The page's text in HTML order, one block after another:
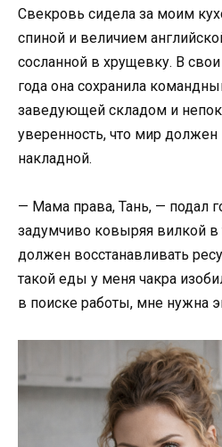
Свекровь сидела за моим
спиной и величием
сосланной в хрущевку. В
года она сохранила
заведующей складом и
уверенность, что мир
накладной.
— Мама права, Тань, — подал
задумчиво ковыряя вилкой
должен восстанавливать
такой еды у меня чакра
в поиске работы, мне нужна